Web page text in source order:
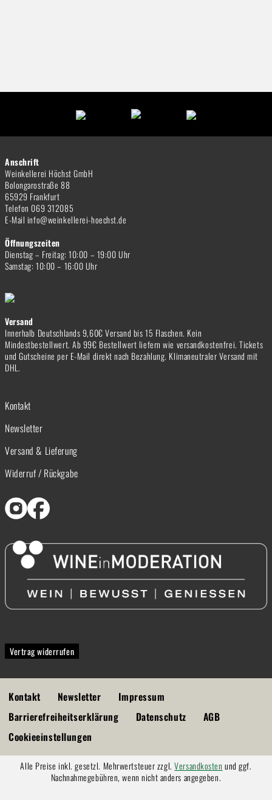
Anschrift
Weinkellerei Höchst GmbH
Bolongarostraße 88
65929 Frankfurt
Telefon 069 312085
E-Mail info@weinkellerei-hoechst.de
Öffnungszeiten
Dienstag – Freitag: 10:00 – 19:00 Uhr
Samstag: 10:00 – 16:00 Uhr
Versand
Innerhalb Deutschlands 9,60€ Versand bis 15 Flaschen. Kein
Mindestbestellwert. Ab 99€ Bestellwert liefern wie versandkostenfrei. Tickets
und Gutscheine per E-Mail direkt nach Bezahlung. Klimaneutraler Versand mit
DHL.
Kontakt
Newsletter
Versand & Lieferung
Widerruf / Rückgabe
Vertrag widerrufen
Kontakt Newsletter
Impressum
Barrierefreiheitserklärung
Datenschutz
AGB
Cookieeinstellungen
Alle Preise inkl. gesetzl. Mehrwertsteuer zzgl.Versandkosten und ggf.
Nachnahmegebühren, wenn nicht anders angegeben.